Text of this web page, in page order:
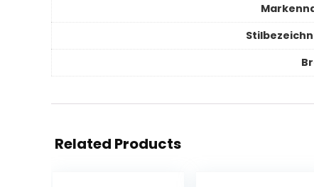
Related Products